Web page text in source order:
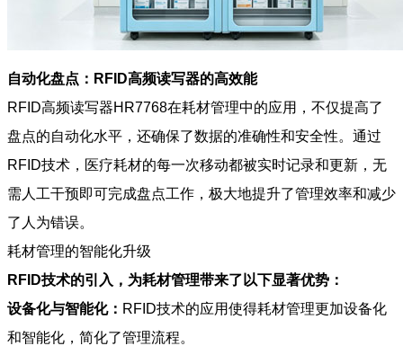
自动化盘点：RFID高频读写器的高效能
RFID高频读写器HR7768在耗材管理中的应用，不仅提高了
盘点的自动化水平，还确保了数据的准确性和安全性。通过
RFID技术，医疗耗材的每一次移动都被实时记录和更新，无
需人工干预即可完成盘点工作，极大地提升了管理效率和减少
了人为错误。
耗材管理的智能化升级
RFID技术的引入，为耗材管理带来了以下显著优势：
设备化与智能化： RFID技术的应用使得耗材管理更加设备化
和智能化，简化了管理流程。